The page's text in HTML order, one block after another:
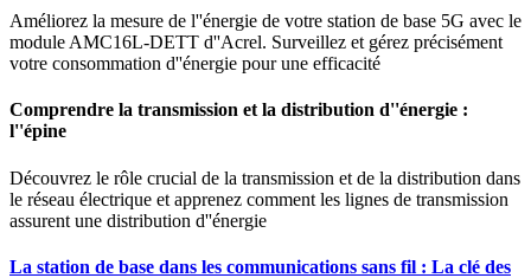
Améliorez la mesure de l''énergie de votre station de base 5G avec le
module AMC16L-DETT d''Acrel. Surveillez et gérez précisément
votre consommation d''énergie pour une efficacité
Comprendre la transmission et la distribution d''énergie :
l''épine
Découvrez le rôle crucial de la transmission et de la distribution dans
le réseau électrique et apprenez comment les lignes de transmission
assurent une distribution d''énergie
La station de base dans les communications sans fil : La clé des